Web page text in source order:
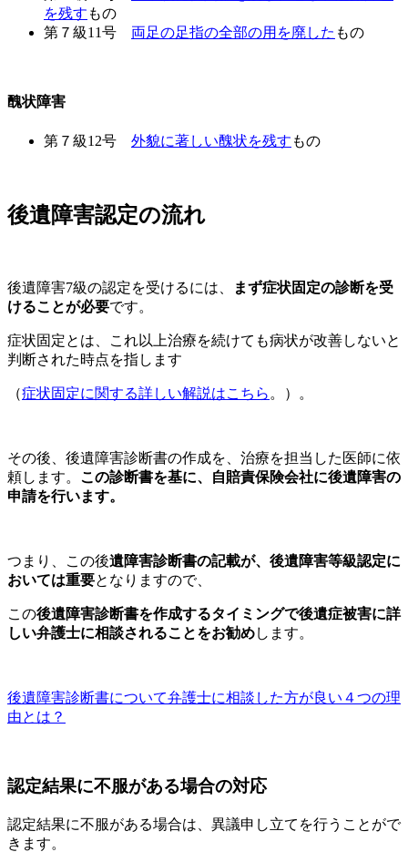
を残す もの
第７級11号 両足の足指の全部の用を廃した もの
醜状障害
第７級12号 外貌に著しい醜状を残す もの
後遺障害認定の流れ
後遺障害7級の認定を受けるには、
まず症状固定の診断を受
けることが必要です。
症状固定とは、これ以上治療を続けても病状が改善しないと
判断された時点を指します
（症状固定に関する詳しい解説はこちら 。）。
その後、後遺障害診断書の作成を、治療を担当した医師に依
頼します。 この診断書を基に、自賠責保険会社に後遺障害の
申請を行います。
つまり、この後遺障害診断書の記載が、後遺障害等級認定に
おいては重要となりますので、
この後遺障害診断書を作成するタイミングで後遺症被害に詳
しい弁護士に相談されることをお勧めします。
後遺障害診断書について弁護士に相談した方が良い４つの理
由とは？
認定結果に不服がある場合の対応
認定結果に不服がある場合は、異議申し立てを行うことがで
きます。